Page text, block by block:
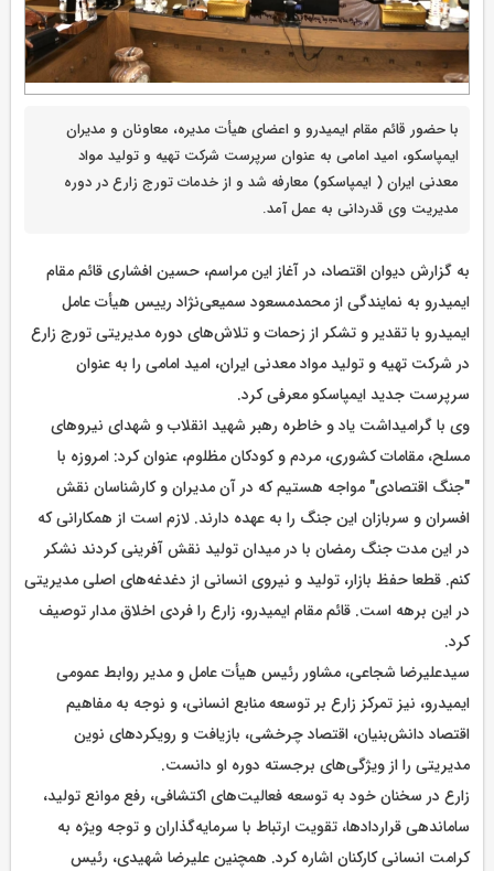
با حضور قائم مقام ایمیدرو و اعضای هیأت مدیره، معاونان و مدیران
ایمپاسکو، امید امامی به عنوان سرپرست شرکت تهیه و تولید مواد
معدنی ایران ( ایمپاسکو) معارفه شد و از خدمات تورج زارع در دوره
مدیریت وی قدردانی به عمل آمد.
به گزارش دیوان اقتصاد، در آغاز این مراسم، حسین افشاری قائم مقام
ایمیدرو به نمایندگی از محمدمسعود سمیعی‌نژاد رییس هیأت عامل
ایمیدرو با تقدیر و تشکر از زحمات و تلاش‌های دوره مدیریتی تورج زارع
در شرکت تهیه و تولید مواد معدنی ایران، امید امامی را به عنوان
سرپرست جدید ایمپاسکو معرفی کرد.
وی با گرامیداشت یاد و خاطره رهبر شهید انقلاب و شهدای نیروهای
مسلح، مقامات کشوری، مردم و کودکان مظلوم، عنوان کرد: امروزه با
"جنگ اقتصادی" مواجه هستیم که در آن مدیران و کارشناسان نقش
افسران و سربازان این جنگ را به عهده دارند. لازم است از همکارانی که
در این مدت جنگ رمضان با در میدان تولید نقش آفرینی کردند نشکر
کنم. قطعا حفظ بازار، تولید و نیروی انسانی از دغدغه‌های اصلی مدیریتی
در این برهه است. قائم مقام ایمیدرو، زارع را فردی اخلاق مدار توصیف
کرد.
سیدعلیرضا شجاعی، مشاور رئیس هیأت عامل و مدیر روابط عمومی
ایمیدرو، نیز تمرکز زارع بر توسعه منابع انسانی، و نوجه به مفاهیم
اقتصاد دانش‌بنیان، اقتصاد چرخشی، بازیافت و رویکردهای نوین
مدیریتی را از ویژگی‌های برجسته دوره او دانست.
زارع در سخنان خود به توسعه فعالیت‌های اکتشافی، رفع موانع تولید،
ساماندهی قراردادها، تقویت ارتباط با سرمایه‌گذاران و توجه ویژه به
کرامت انسانی کارکنان اشاره کرد. همچنین علیرضا شهیدی، رئیس